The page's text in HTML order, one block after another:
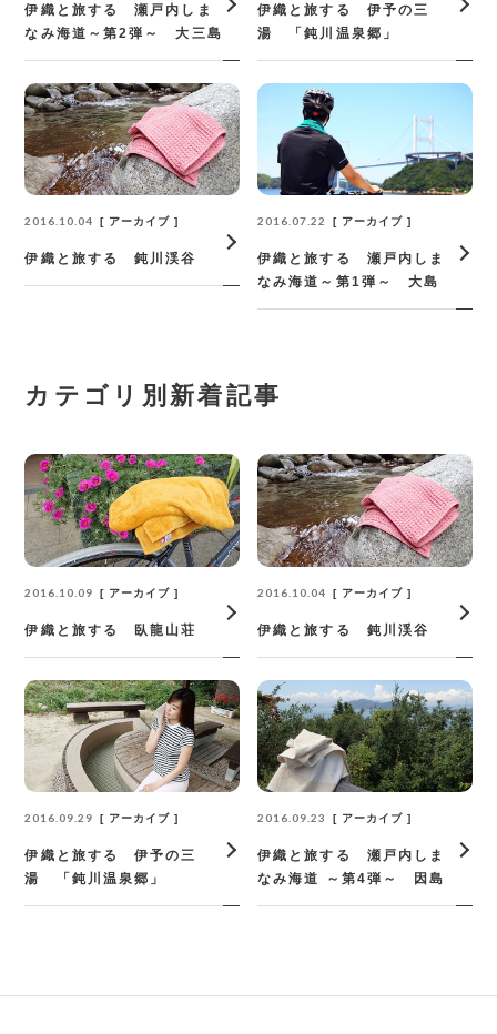
伊織と旅する 瀬戸内しま
なみ海道～第2弾～ 大三島
伊織と旅する 伊予の三
湯 「鈍川温泉郷」
2016.10.04 アーカイブ
伊織と旅する 鈍川渓谷
2016.07.22 アーカイブ
伊織と旅する 瀬戸内しま
なみ海道～第1弾～ 大島
カテゴリ別新着記事
2016.10.09 アーカイブ
伊織と旅する 臥龍山荘
2016.10.04 アーカイブ
伊織と旅する 鈍川渓谷
2016.09.29 アーカイブ
伊織と旅する 伊予の三
湯 「鈍川温泉郷」
2016.09.23 アーカイブ
伊織と旅する 瀬戸内しま
なみ海道 ～第4弾～ 因島